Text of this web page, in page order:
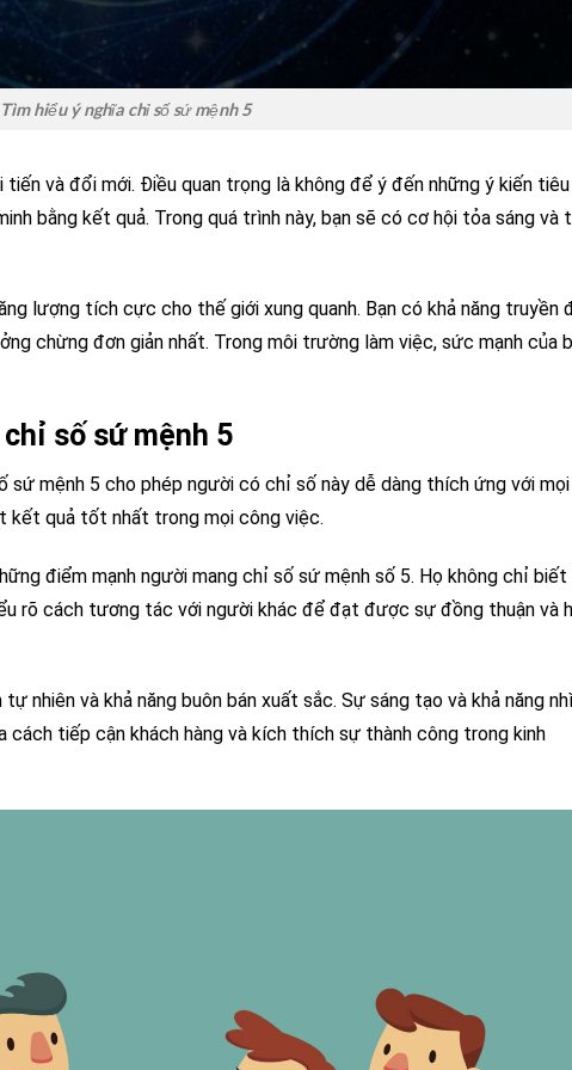
Tìm hiểu ý nghĩa chỉ số sứ mệnh 5
và đổi mới. Điều quan trọng là không để ý đến những ý kiến tiêu
bằng kết quả. Trong quá trình này, bạn sẽ có cơ hội tỏa sáng và
lượng tích cực cho thế giới xung quanh. Bạn có khả năng truyền
chừng đơn giản nhất. Trong môi trường làm việc, sức mạnh của
số sứ mệnh 5
sứ mệnh 5 cho phép người có chỉ số này dễ dàng thích ứng với mọi
kết quả tốt nhất trong mọi công việc.
điểm mạnh người mang chỉ số sứ mệnh số 5. Họ không chỉ biết
rõ cách tương tác với người khác để đạt được sự đồng thuận và
nhiên và khả năng buôn bán xuất sắc. Sự sáng tạo và khả năng
cách tiếp cận khách hàng và kích thích sự thành công trong kinh